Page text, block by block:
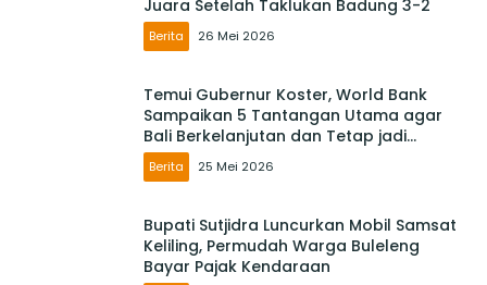
Juara Setelah Taklukan Badung 3-2
Berita 26 Mei 2026
Temui Gubernur Koster, World Bank
Sampaikan 5 Tantangan Utama agar
Bali Berkelanjutan dan Tetap jadi
Primadona
Berita 25 Mei 2026
Bupati Sutjidra Luncurkan Mobil Samsat
Keliling, Permudah Warga Buleleng
Bayar Pajak Kendaraan